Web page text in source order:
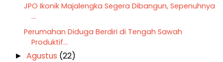
JPO Ikonik Majalengka Segera Dibangun, Sepenuhnya
...
Perumahan Diduga Berdiri di Tengah Sawah
Produktif...
► Agustus (22)